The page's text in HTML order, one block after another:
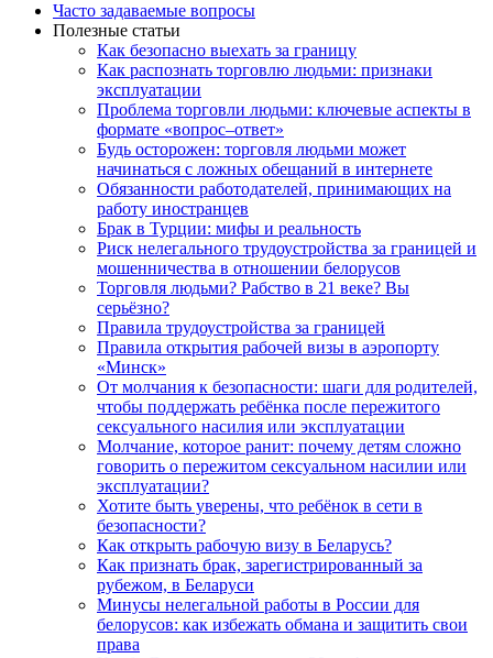
Часто задаваемые вопросы
Полезные статьи
Как безопасно выехать за границу
Как распознать торговлю людьми: признаки
эксплуатации
Проблема торговли людьми: ключевые аспекты в
формате «вопрос–ответ»
Будь осторожен: торговля людьми может
начинаться с ложных обещаний в интернете
Обязанности работодателей, принимающих на
работу иностранцев
Брак в Турции: мифы и реальность
Риск нелегального трудоустройства за границей и
мошенничества в отношении белорусов
Торговля людьми? Рабство в 21 веке? Вы
серьёзно?
Правила трудоустройства за границей
Правила открытия рабочей визы в аэропорту
«Минск»
От молчания к безопасности: шаги для родителей,
чтобы поддержать ребёнка после пережитого
сексуального насилия или эксплуатации
Молчание, которое ранит: почему детям сложно
говорить о пережитом сексуальном насилии или
эксплуатации?
Хотите быть уверены, что ребёнок в сети в
безопасности?
Как открыть рабочую визу в Беларусь?
Как признать брак, зарегистрированный за
рубежом, в Беларуси
Минусы нелегальной работы в России для
белорусов: как избежать обмана и защитить свои
права